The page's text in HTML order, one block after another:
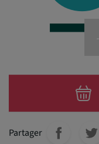
Partager